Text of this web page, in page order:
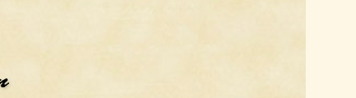
料理「チェ